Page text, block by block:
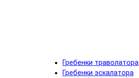
Гребенки траволатора
Гребенки эскалатора